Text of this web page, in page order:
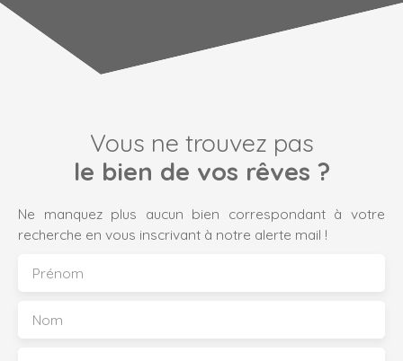
Vous ne trouvez pas
le bien de vos rêves ?
Ne manquez plus aucun bien correspondant à votre
recherche en vous inscrivant à notre alerte mail !
Prénom
Nom